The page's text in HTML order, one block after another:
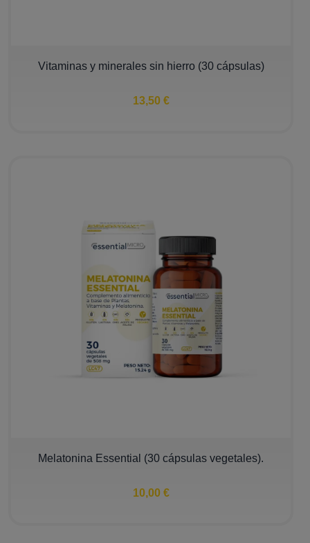
Vitaminas y minerales sin hierro (30 cápsulas)
13,50 €
Melatonina Essential (30 cápsulas vegetales).
10,00 €